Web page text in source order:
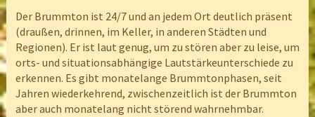
Der Brummton ist 24/7 und an jedem Ort deutlich präsent
(draußen, drinnen, im Keller, in anderen Städten und
Regionen). Er ist laut genug, um zu stören aber zu leise, um
orts- und situationsabhängige Lautstärkeunterschiede zu
erkennen. Es gibt monatelange Brummtonphasen, seit
Jahren wiederkehrend, zwischenzeitlich ist der Brummton
aber auch monatelang nicht störend wahrnehmbar.